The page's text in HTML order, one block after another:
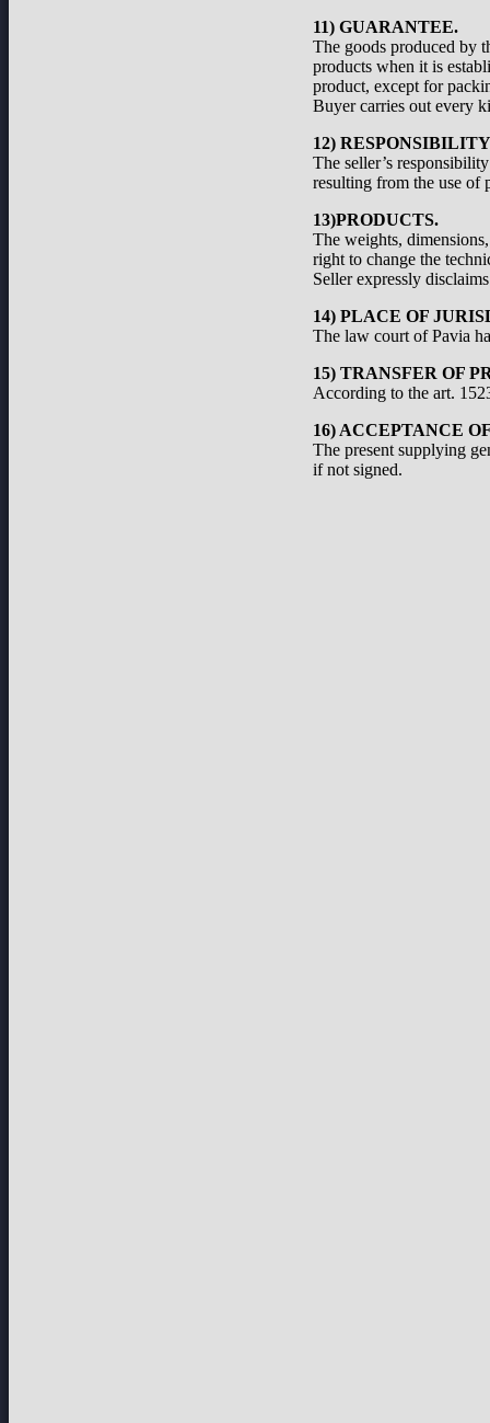
11) GUARANTEE.
The goods produced by
products when it is
product, except for
Buyer carries out every
12)
The seller’s
resulting from the use of
13)PRODUCTS.
The weights,
right to change the
Seller expressly
14) PLACE OF
The law court of Pavia
15) TRANSFER OF
According to the art.
16) ACCEPTANCE
The present supplying
if not signed.